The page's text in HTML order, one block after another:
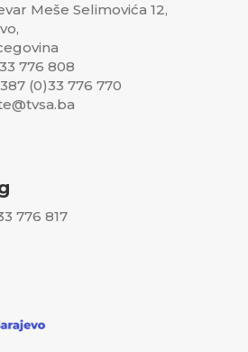
Meše Selimovića 12,
776 808
(0)33 776 770
776 817